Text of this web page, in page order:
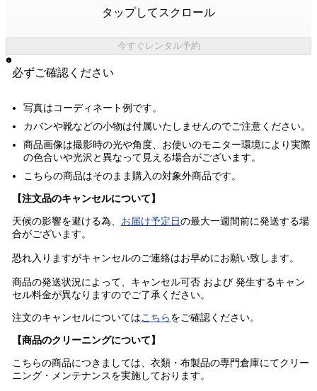
タップしてスクロール
今すぐレンタル予約
必ずご確認ください
写真はコーディネート例です。
カバンや靴などの小物は付属いたしませんのでご注意ください。
商品画像は撮影時の光や角度、お使いのモニター環境により実際
の色合いや光沢と異なって見える場合がございます。
こちらの商品はそのまま購入の対象外商品です。
【注文品のキャンセルについて】
天候の影響を避ける為、 お届け予定日 の最大一週間前に発送する場
合がございます。
恐れ入りますがキャンセルのご連絡はお早めにお願い致します。
商品の発送状況によって、キャンセル可否 および 発生するキャン
セル料金が異なりますのでご了承ください。
注文のキャンセルについてはこちら をご確認ください。
【商品のクリーニングについて】
こちらの商品につきましては、衣類・布製品の専門倉庫にてクリー
ニング・メンテナンスを実施しております。